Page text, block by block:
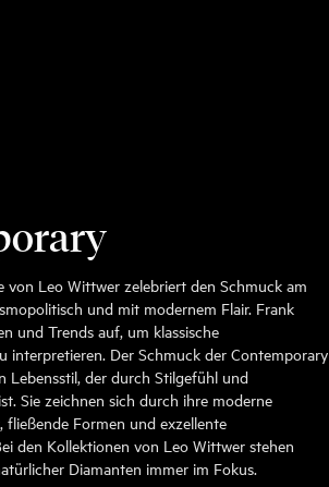
von Leo Wittwer zelebriert den Schmuck am
und mit modernem Flair. Frank
und Trends auf, um klassische
interpretieren. Der Schmuck der Contemporary
Lebensstil, der durch Stilgefühl und
Sie zeichnen sich durch ihre moderne
fließende Formen und exzellente
den Kollektionen von Leo Wittwer stehen
Diamanten immer im Fokus.